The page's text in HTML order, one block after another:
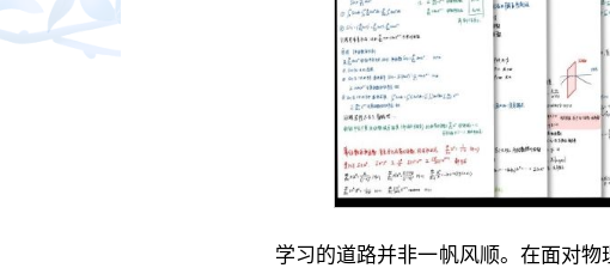
学习的道路并非一帆风顺。在面对